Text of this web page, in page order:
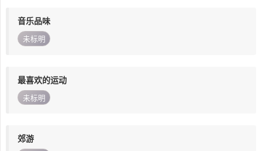
音乐品味
未标明
最喜欢的运动
未标明
郊游